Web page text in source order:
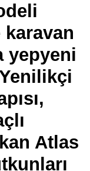
yepyeni
Atlas